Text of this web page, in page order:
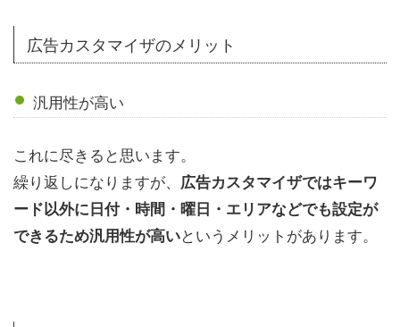
広告カスタマイザのメリット
汎用性が高い
これに尽きると思います。
繰り返しになりますが、
広告カスタマイザではキーワ
ード以外に日付・時間・曜日・エリアなどでも設定が
できるため汎用性が高いというメリットがあります。